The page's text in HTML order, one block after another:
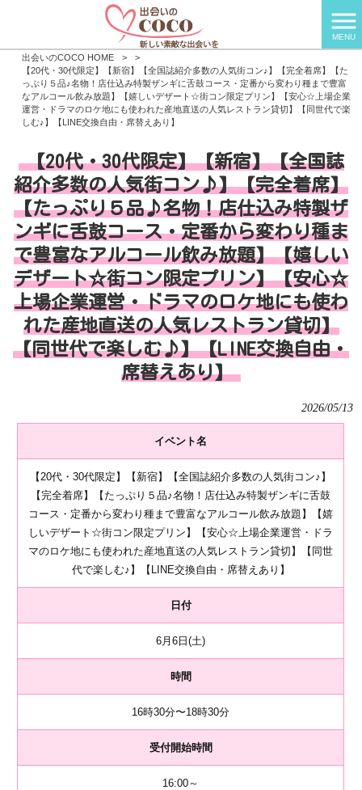
MENU
出会いのCOCO HOME >
>
【20代・30代限定】【新宿】【全国誌紹介多数の人気街コン♪】【完全着席】【た
っぷり５品♪名物！店仕込み特製ザンギに舌鼓コース・定番から変わり種まで豊富
なアルコール飲み放題】【嬉しいデザート☆街コン限定プリン】【安心☆上場企業
運営・ドラマのロケ地にも使われた産地直送の人気レストラン貸切】【同世代で楽
しむ♪】【LINE交換自由・席替えあり】
【20代・30代限定】【新宿】【全国誌
紹介多数の人気街コン♪】【完全着席】
【たっぷり５品♪名物！店仕込み特製ザ
ンギに舌鼓コース・定番から変わり種ま
で豊富なアルコール飲み放題】【嬉しい
デザート☆街コン限定プリン】【安心☆
上場企業運営・ドラマのロケ地にも使わ
れた産地直送の人気レストラン貸切】
【同世代で楽しむ♪】【LINE交換自由・
席替えあり】
2026/05/13
イベント名
【20代・30代限定】【新宿】【全国誌紹介多数の人気街コン♪】
【完全着席】【たっぷり５品♪名物！店仕込み特製ザンギに舌鼓
コース・定番から変わり種まで豊富なアルコール飲み放題】【嬉
しいデザート☆街コン限定プリン】【安心☆上場企業運営・ドラ
マのロケ地にも使われた産地直送の人気レストラン貸切】【同世
代で楽しむ♪】【LINE交換自由・席替えあり】
日付
6月6日(土)
時間
16時30分〜18時30分
受付開始時間
16:00～